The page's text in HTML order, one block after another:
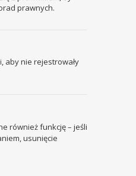
prawnych.
aby nie rejestrowały
również funkcję – jeśli
usunięcie